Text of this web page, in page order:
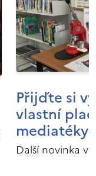
Přijďte si
vlastní
mediatéky
Další novinka v